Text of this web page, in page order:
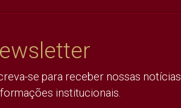
se para receber nossas notícias
institucionais.